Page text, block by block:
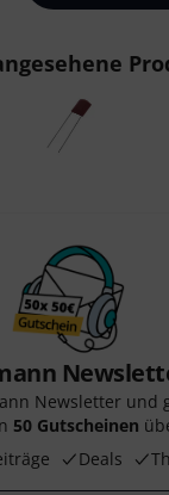
Newsletter und
50 Gutscheinen
Deals